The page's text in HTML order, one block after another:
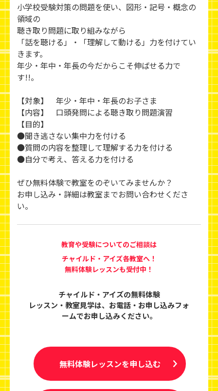
小学校受験対策の問題を使い、図形・記号・概念の
領域の
聴き取り問題に取り組みながら
「話を聴ける」・「理解して動ける」力を付けてい
きます。
年少・年中・年長の今だからこそ伸ばせる力で
す!!。
【対象】 年少・年中・年長のお子さま
【内容】 口頭発問による聴き取り問題演習
【目的】
●聞き逃さない集中力を付ける
●質問の内容を整理して理解する力を付ける
●自分で考え、答える力を付ける
ぜひ無料体験で教室をのぞいてみませんか？
お申し込み・詳細は教室までお問い合わせくださ
い。
教育や受験についてのご相談は
チャイルド・アイズ各教室へ！
無料体験レッスンも受付中！
チャイルド・アイズの無料体験
レッスン・教室見学は、 お電話・お申し込みフォ
ームでお申し込みください。
無料体験レッスンを申し込む